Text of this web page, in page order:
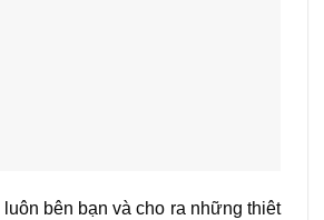
bên bạn và cho ra những thiêt